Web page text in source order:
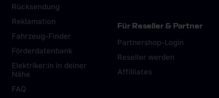
Rücksendung
Reklamation
Fahrzeug-Finder
Förderdatenbank
Elektriker:in in deiner
Nähe
FAQ
Für Reseller & Partner
Partnershop-Login
Reseller werden
Affilliates